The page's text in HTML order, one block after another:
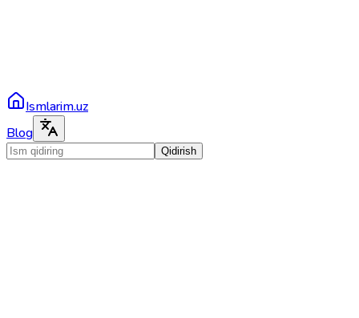
Ismlarim.uz
Blog
Qidirish